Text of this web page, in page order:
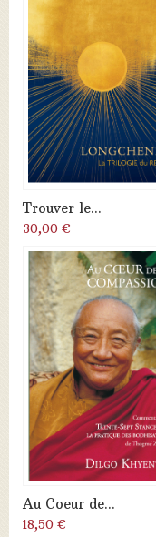
Trouver le...
30,00 €
Au Coeur de...
18,50 €